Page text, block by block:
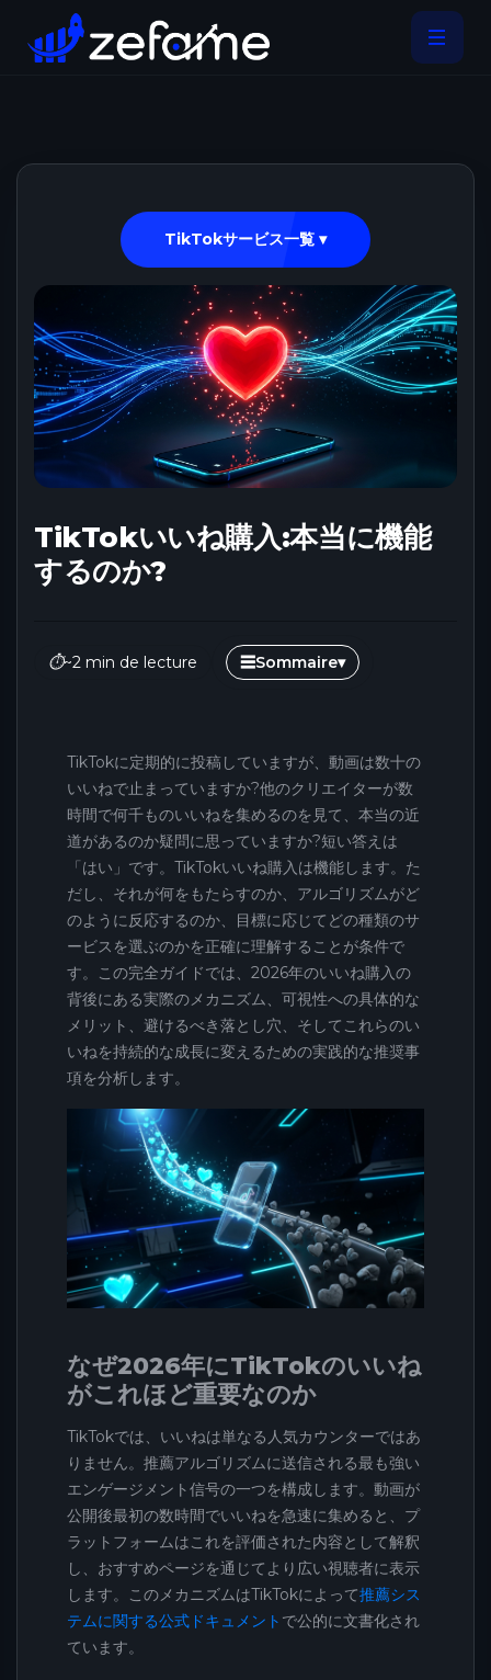
TikTokサービス一覧 ▾
TikTokいいね購入:本当に機能
するのか?
⏱~2 min de lecture ☰Sommaire▾
TikTokに定期的に投稿していますが、動画は数十の
いいねで止まっていますか?他のクリエイターが数
時間で何千ものいいねを集めるのを見て、本当の近
道があるのか疑問に思っていますか?短い答えは
「はい」です。TikTokいいね購入は機能します。た
だし、それが何をもたらすのか、アルゴリズムがど
のように反応するのか、目標に応じてどの種類のサ
ービスを選ぶのかを正確に理解することが条件で
す。この完全ガイドでは、2026年のいいね購入の
背後にある実際のメカニズム、可視性への具体的な
メリット、避けるべき落とし穴、そしてこれらのい
いねを持続的な成長に変えるための実践的な推奨事
項を分析します。
なぜ2026年にTikTokのいいね
がこれほど重要なのか
TikTokでは、いいねは単なる人気カウンターではあ
りません。推薦アルゴリズムに送信される最も強い
エンゲージメント信号の一つを構成します。動画が
公開後最初の数時間でいいねを急速に集めると、プ
ラットフォームはこれを評価された内容として解釈
し、おすすめページを通じてより広い視聴者に表示
します。このメカニズムはTikTokによって推薦シス
テムに関する公式ドキュメント で公的に文書化され
ています。